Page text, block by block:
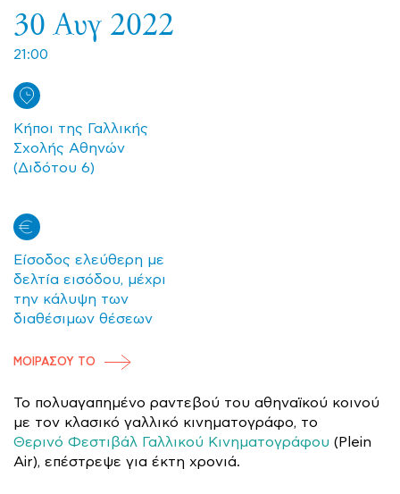
Το πολυαγαπημένο ραντεβού του αθηναϊκού κοινού
με τον κλασικό γαλλικό κινηματογράφο, το
Θερινό Φεστιβάλ Γαλλικού Κινηματογράφου (Plein
Air), επέστρεψε για έκτη χρονιά.
30 Αυγ 2022
21:00
Κήποι της Γαλλικής
Σχολής Αθηνών
(Διδότου 6)
Είσοδος ελεύθερη με
δελτία εισόδου, μέχρι
την κάλυψη των
διαθέσιμων θέσεων
ΜΟΙΡΑΣΟΥ ΤΟ